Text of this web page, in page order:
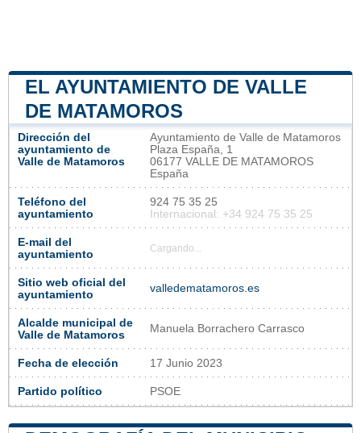
EL AYUNTAMIENTO DE VALLE
DE MATAMOROS
Dirección del
ayuntamiento de
Valle de Matamoros
Ayuntamiento de Valle de Matamoros
Plaza España, 1
06177 VALLE DE MATAMOROS
España
Teléfono del
ayuntamiento
924 75 35 25
Internacional: +34 924 75 35 25
E-mail del
ayuntamiento
Cargando...
Sitio web oficial del
ayuntamiento
valledematamoros.es
Alcalde municipal de
Valle de Matamoros
Manuela Borrachero Carrasco
Fecha de elección 17 Junio 2023
Partido político PSOE